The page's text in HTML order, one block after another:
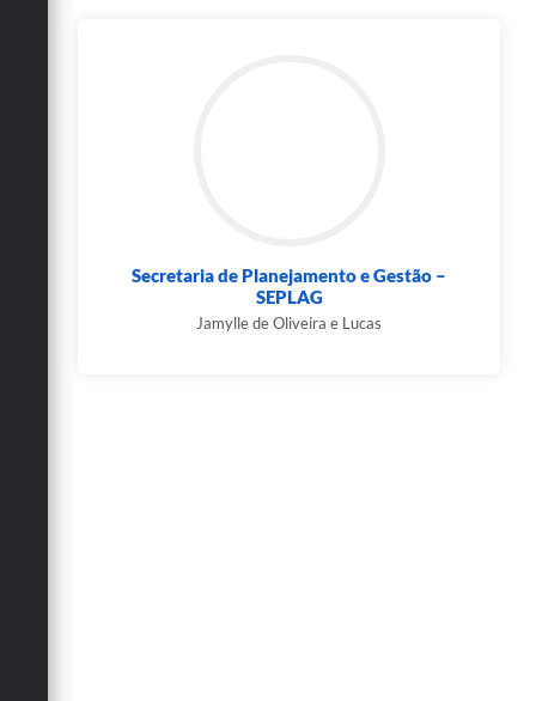
Secretaria de Planejamento e Gestão –
SEPLAG
Jamylle de Oliveira e Lucas